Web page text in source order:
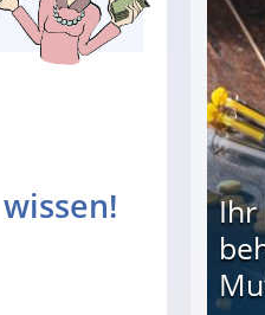
treiben Vermieter
Ihr